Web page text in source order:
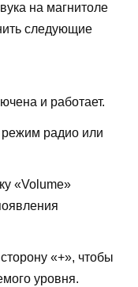
на магнитоле
следующие
и работает.
радио или
«Volume»
«+», чтобы
уровня.